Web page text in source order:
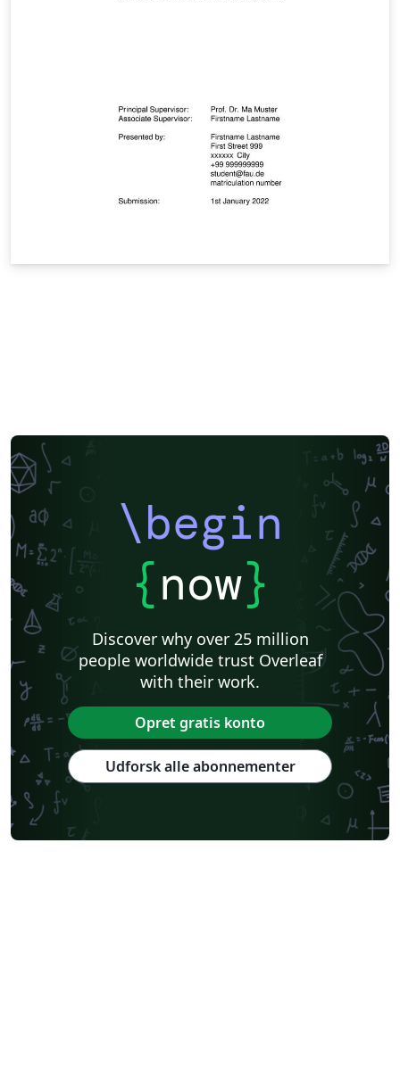
\begin
{now}
Discover why over 25 million
people worldwide trust Overleaf
with their work.
Opret gratis konto
Udforsk alle abonnementer